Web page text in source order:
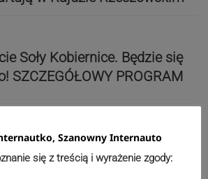
Soły Kobiernice. Będzie się
SZCZEGÓŁOWY PROGRAM
stolicą europejskiego kajak
drużyn z całej
Szanowny Internauto
się z treścią i wyrażenie zgody: